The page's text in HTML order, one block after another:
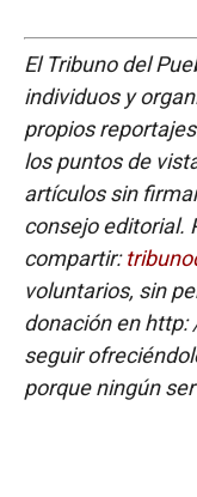
El Tribuno del
individuos y
propios
los puntos de
artículos sin
consejo editorial.
compartir:
voluntarios, sin
donación en
seguir
porque ningún